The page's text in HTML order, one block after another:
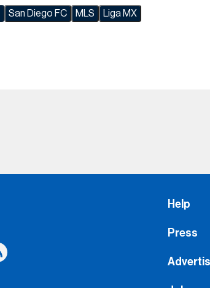
San Diego FC MLS Liga MX
Help
Press